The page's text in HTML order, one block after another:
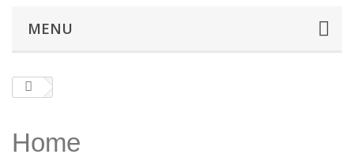
MENU
Home